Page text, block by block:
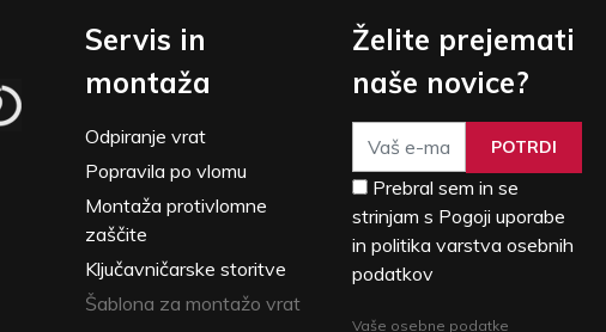
Servis in
montaža
Odpiranje vrat
Popravila po vlomu
Montaža protivlomne
zaščite
Ključavničarske storitve
Šablona za montažo vrat
Želite prejemati
naše novice?
POTRDI
Prebral sem in se
strinjam s Pogoji uporabe
in politika varstva osebnih
podatkov
Vaše osebne podatke